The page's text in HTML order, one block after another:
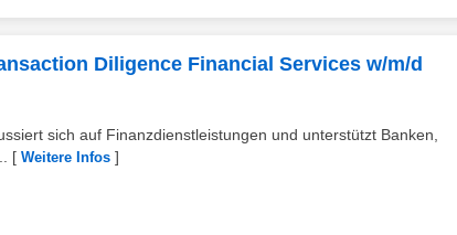
Diligence Financial Services w/m/d
sich auf Finanzdienstleistungen und unterstützt Banken,
[ Weitere Infos ]